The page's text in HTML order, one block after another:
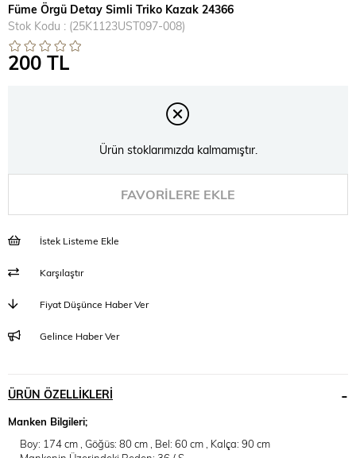
Füme Örgü Detay Simli Triko Kazak 24366
Stok Kodu
(25K1123UST097-008)
200 TL
Ürün stoklarımızda kalmamıştır.
FAVORILERE EKLE
İstek Listeme Ekle
Karşılaştır
Fiyat Düşünce Haber Ver
Gelince Haber Ver
ÜRÜN ÖZELLIKLERI
Manken Bilgileri;
Boy: 174 cm , Göğüs: 80 cm , Bel: 60 cm , Kalça: 90 cm